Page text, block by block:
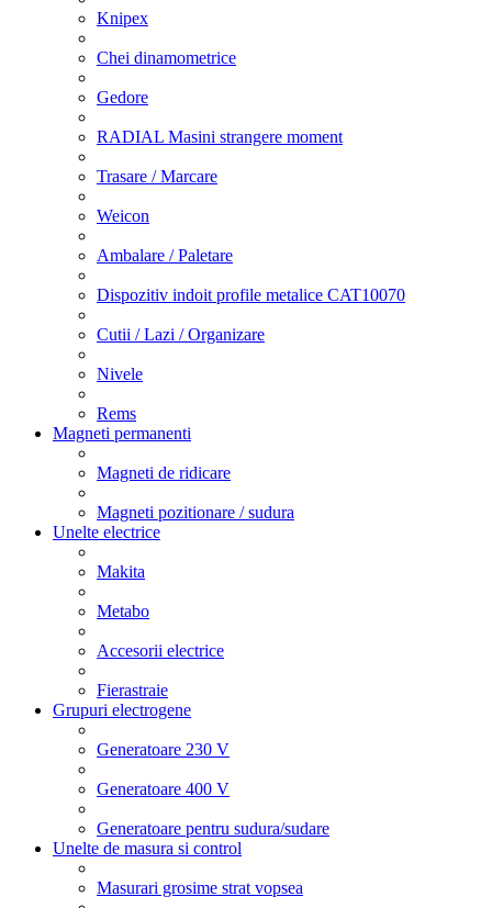
Knipex
Chei dinamometrice
Gedore
RADIAL Masini strangere moment
Trasare / Marcare
Weicon
Ambalare / Paletare
Dispozitiv indoit profile metalice CAT10070
Cutii / Lazi / Organizare
Nivele
Rems
Magneti permanenti
Magneti de ridicare
Magneti pozitionare / sudura
Unelte electrice
Makita
Metabo
Accesorii electrice
Fierastraie
Grupuri electrogene
Generatoare 230 V
Generatoare 400 V
Generatoare pentru sudura/sudare
Unelte de masura si control
Masurari grosime strat vopsea